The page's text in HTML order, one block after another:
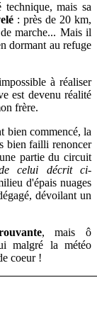
mais sa
: près de 20 km,
marche... Mais il
dormant au refuge
à réaliser
est devenu réalité
frère.
bien commencé, la
bien failli renoncer
partie du circuit
celui décrit ci-
d'épais nuages
dévoilant un
, mais ô
malgré la météo
coeur !